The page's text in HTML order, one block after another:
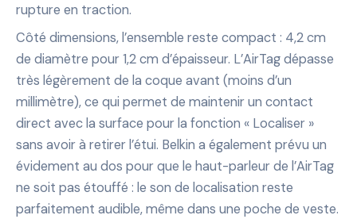
rupture en traction.
Côté dimensions, l’ensemble reste compact : 4,2 cm
de diamètre pour 1,2 cm d’épaisseur. L’AirTag dépasse
très légèrement de la coque avant (moins d’un
millimètre), ce qui permet de maintenir un contact
direct avec la surface pour la fonction « Localiser »
sans avoir à retirer l’étui. Belkin a également prévu un
évidement au dos pour que le haut-parleur de l’AirTag
ne soit pas étouffé : le son de localisation reste
parfaitement audible, même dans une poche de veste.